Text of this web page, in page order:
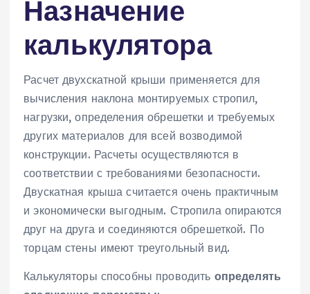
Назначение
калькулятора
Расчет двухскатной крыши применяется для
вычисления наклона монтируемых стропил,
нагрузки, определения обрешетки и требуемых
других материалов для всей возводимой
конструкции. Расчеты осуществляются в
соответствии с требованиями безопасности.
Двускатная крыша считается очень практичным
и экономически выгодным. Стропила опираются
друг на друга и соединяются обрешеткой. По
торцам стены имеют треугольный вид.
Калькуляторы способны проводить определять